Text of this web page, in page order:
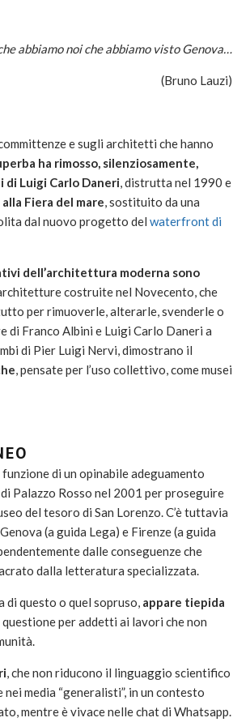
abbiamo noiche abbiamo visto Genova…
(Bruno Lauzi)
e sugli architetti che hanno
ha rimosso, silenziosamente,
di Luigi Carlo Daneri, distrutta nel 1990 e
Fiera del mare, sostituito da una
dal nuovo progetto del waterfront di
dell’architettura moderna sono
costruite nel Novecento, che
per rimuoverle, alterarle, svenderle o
di Franco Albini e Luigi Carlo Daneri a
di Pier Luigi Nervi, dimostrano il
, pensate per l’uso collettivo, come musei
funzione di un opinabile adeguamento
Palazzo Rosso nel 2001 per proseguire
del tesoro di San Lorenzo. C’è tuttavia
(a guida Lega) e Firenze (a guida
dalle conseguenze che
dalla letteratura specializzata.
di questo o quel sopruso, appare tiepida
questione per addetti ai lavori che non
, che non riducono il linguaggio scientifico
media “generalisti”, in un contesto
mentre è vivace nelle chat di Whatsapp.